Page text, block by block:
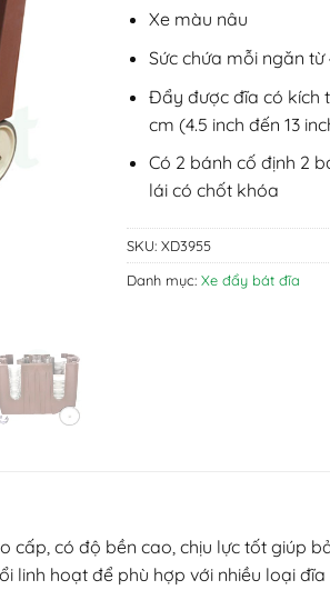
Xe màu nâu
Sức chứa mỗi ngăn từ
Đẩy được đĩa có kích
cm (4.5 inch đến 13
Có 2 bánh cố định 2
lái có chốt khóa
SKU: XD3955
Danh mục: Xe đẩy bát đĩa
cấp, có độ bền cao, chịu lực tốt giúp
hoạt để phù hợp với nhiều loại đĩa